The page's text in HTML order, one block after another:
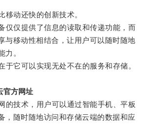
动还快的创新技术。
仅提供了信息的读取和传递功能，而
与移动性相结合，让用户可以随时随地
力。
它可以实现无处不在的服务和存储。
官方网址
技术，用户可以通过智能手机、平板
，随时随地访问和存储云端的数据和应